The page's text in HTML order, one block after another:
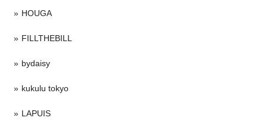
HOUGA
FILLTHEBILL
bydaisy
kukulu tokyo
LAPUIS